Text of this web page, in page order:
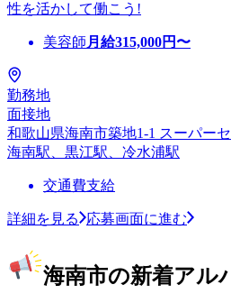
性を活かして働こう!
美容師 月給315,000円〜
勤務地
面接地
和歌山県海南市築地1-1 スーパー
海南駅、黒江駅、冷水浦駅
交通費支給
詳細を見る 応募画面に進む
海南市の新着アル